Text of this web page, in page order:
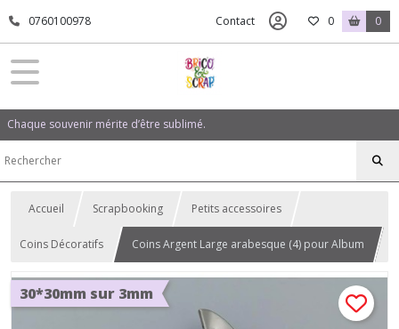
0760100978 Contact 0 0
Chaque souvenir mérite d’être sublimé.
Accueil Scrapbooking Petits accessoires
Coins Décoratifs Coins Argent Large arabesque (4) pour Album
30*30mm sur 3mm